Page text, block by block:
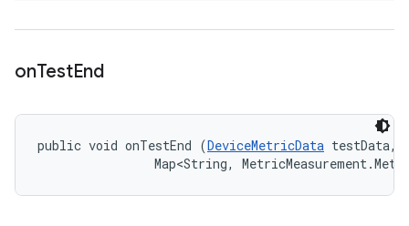
onTestEnd
public void onTestEnd (DeviceMetricData testData,
Map<String,